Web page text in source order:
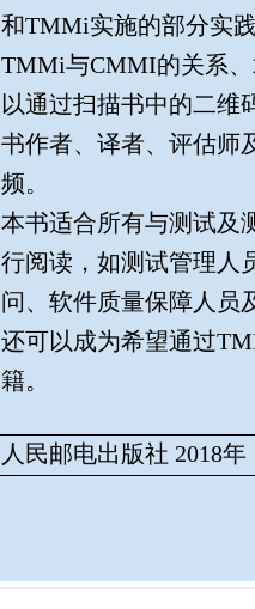
和TMMi实施的部分实
TMMi与CMMI的关系
以通过扫描书中的二维
书作者、译者、评估师
频。
本书适合所有与测试及
行阅读，如测试管理人
问、软件质量保障人员
还可以成为希望通过
籍。
人民邮电出版社 2018年